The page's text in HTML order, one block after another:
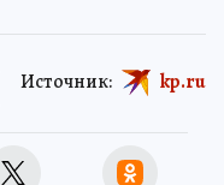
Источник: kp.ru